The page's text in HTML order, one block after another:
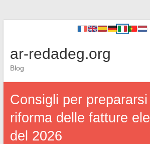
ar-redadeg.org
Blog
Consigli per
riforma delle fatture
del 2026